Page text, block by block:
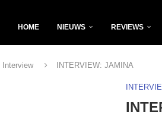
HOME NIEUWS REVIEWS
Interview INTERVIEW: JAMINA